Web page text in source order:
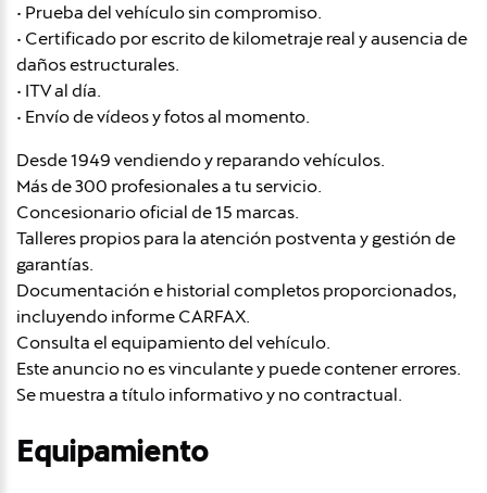
• Prueba del vehículo sin compromiso.
• Certificado por escrito de kilometraje real y ausencia de
daños estructurales.
• ITV al día.
• Envío de vídeos y fotos al momento.
Desde 1949 vendiendo y reparando vehículos.
Más de 300 profesionales a tu servicio.
Concesionario oficial de 15 marcas.
Talleres propios para la atención postventa y gestión de
garantías.
Documentación e historial completos proporcionados,
incluyendo informe CARFAX.
Consulta el equipamiento del vehículo.
Este anuncio no es vinculante y puede contener errores.
Se muestra a título informativo y no contractual.
Equipamiento